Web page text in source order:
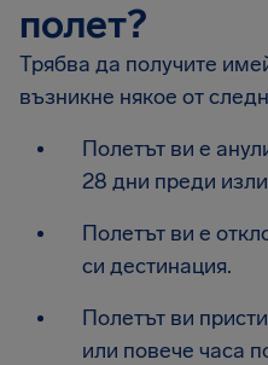
полет?
Трябва да получите
възникне някое от
Полетът ви е
28 дни преди
Полетът ви е
си дестинация.
Полетът ви
или повече часа